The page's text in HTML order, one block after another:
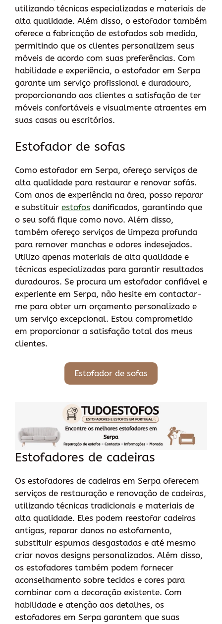
utilizando técnicas especializadas e materiais de
alta qualidade. Além disso, o estofador também
oferece a fabricação de estofados sob medida,
permitindo que os clientes personalizem seus
móveis de acordo com suas preferências. Com
habilidade e experiência, o estofador em Serpa
garante um serviço profissional e duradouro,
proporcionando aos clientes a satisfação de ter
móveis confortáveis e visualmente atraentes em
suas casas ou escritórios.
Estofador de sofas
Como estofador em Serpa, ofereço serviços de
alta qualidade para restaurar e renovar sofás.
Com anos de experiência na área, posso reparar
e substituir estofos danificados, garantindo que
o seu sofá fique como novo. Além disso,
também ofereço serviços de limpeza profunda
para remover manchas e odores indesejados.
Utilizo apenas materiais de alta qualidade e
técnicas especializadas para garantir resultados
duradouros. Se procura um estofador confiável e
experiente em Serpa, não hesite em contactar-
me para obter um orçamento personalizado e
um serviço excepcional. Estou comprometido
em proporcionar a satisfação total dos meus
clientes.
Estofador de sofas
Estofadores de cadeiras
Os estofadores de cadeiras em Serpa oferecem
serviços de restauração e renovação de cadeiras,
utilizando técnicas tradicionais e materiais de
alta qualidade. Eles podem reestofar cadeiras
antigas, reparar danos no estofamento,
substituir espumas desgastadas e até mesmo
criar novos designs personalizados. Além disso,
os estofadores também podem fornecer
aconselhamento sobre tecidos e cores para
combinar com a decoração existente. Com
habilidade e atenção aos detalhes, os
estofadores em Serpa garantem que suas